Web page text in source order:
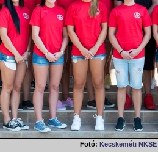
Fotó: Kecskeméti NKSE